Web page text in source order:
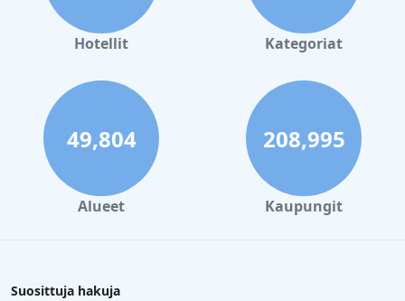
Hotellit Kategoriat
49,804
Alueet
208,995
Kaupungit
Suosittuja hakuja